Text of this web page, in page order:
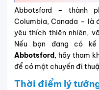
Abbotsford – thành
Columbia, Canada – là
yêu thích thiên nhiên,
Nếu bạn đang có
Abbotsford, hãy tham
để có một chuyến đi
Thời điểm lý